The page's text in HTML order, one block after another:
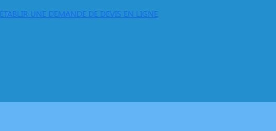
ÉTABLIR UNE DEMANDE DE DEVIS EN LIGNE